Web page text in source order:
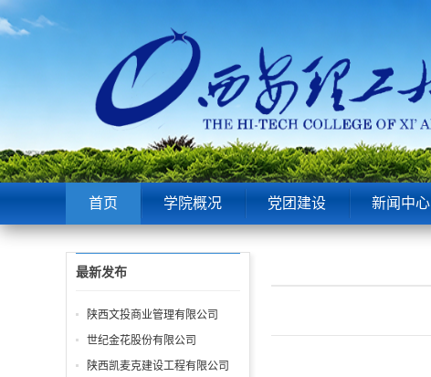
首页 学院概况 党团建设 新闻中心
最新发布
陕西文投商业管理有限公司
世纪金花股份有限公司
陕西凯麦克建设工程有限公司